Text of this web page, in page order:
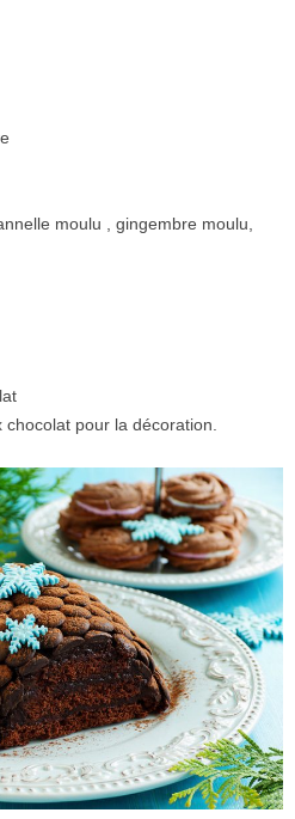
moulu , gingembre moulu,
pour la décoration.